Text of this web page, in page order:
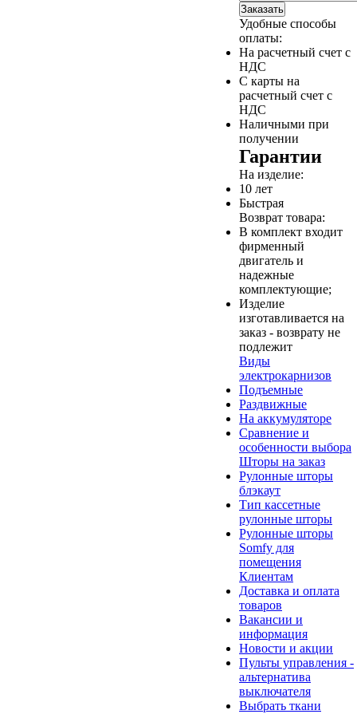
Заказать
Удобные способы
оплаты:
На расчетный счет с
НДС
С карты на
расчетный счет с
НДС
Наличными при
получении
Гарантии
На изделие:
10 лет
Быстрая
Возврат товара:
В комплект входит
фирменный
двигатель и
надежные
комплектующие;
Изделие
изготавливается на
заказ - возврату не
подлежит
Виды
электрокарнизов
Подъемные
Раздвижные
На аккумуляторе
Сравнение и
особенности выбора
Шторы на заказ
Рулонные шторы
блэкаут
Тип кассетные
рулонные шторы
Рулонные шторы
Somfy для
помещения
Клиентам
Доставка и оплата
товаров
Вакансии и
информация
Новости и акции
Пульты управления -
альтернатива
выключателя
Выбрать ткани